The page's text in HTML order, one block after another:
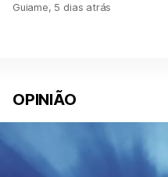
Guiame, 5 dias atrás
OPINIÃO